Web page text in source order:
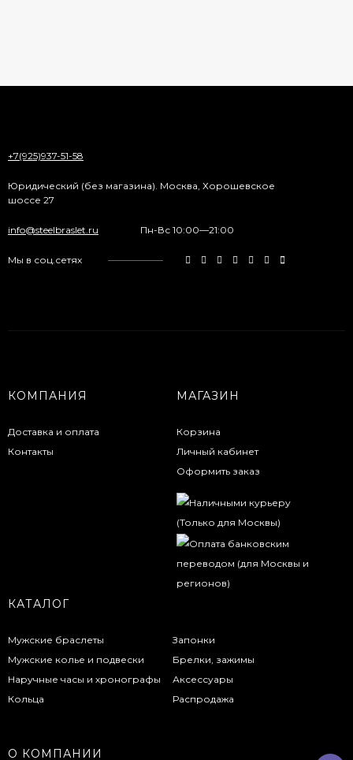
+7(925)937-51-58
Юридический (без магазина). Москва, Хорошевское
шоссе 27
info@steelbraslet.ru Пн-Вс 10:00—21:00
Мы в соц.сетях
КОМПАНИЯ
Доставка и оплата
Контакты
МАГАЗИН
Корзина
Личный кабинет
Оформить заказ
КАТАЛОГ
Мужские браслеты
Мужские колье и подвески
Наручные часы и хронографы
Кольца
Запонки
Брелки, зажимы
Аксессуары
Распродажа
О КОМПАНИИ